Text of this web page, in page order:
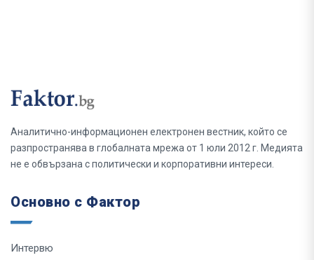
Аналитично-информационен електронен вестник, който се
разпространява в глобалната мрежа от 1 юли 2012 г. Медията
не е обвързана с политически и корпоративни интереси.
Основно с Фактор
Интервю